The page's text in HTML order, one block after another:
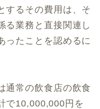
するその費用は、そ
る業務と直接関連し
ったことを認めるに
通常の飲食店の飲食
で10,000,000円を